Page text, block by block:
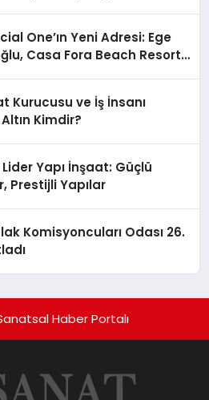
One’ın Yeni Adresi: Ege
Casa Fora Beach Resort
Kurucusu ve İş İnsanı
Kimdir?
Yapı İnşaat: Güçlü
Prestijli Yapılar
Komisyoncuları Odası 26.
Haber Portalı